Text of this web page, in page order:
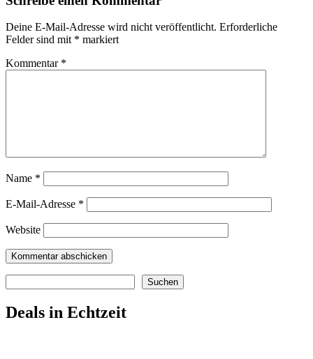
Deine E-Mail-Adresse wird nicht veröffentlicht. Erforderliche
Felder sind mit * markiert
Kommentar *
Name *
E-Mail-Adresse *
Website
Suchen
Deals in Echtzeit